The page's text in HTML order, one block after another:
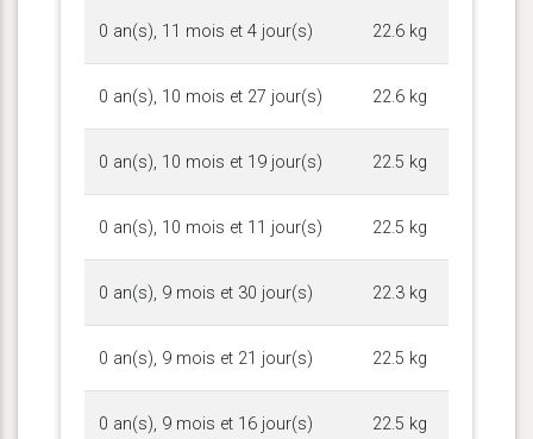
0 an(s), 11 mois et 4 jour(s) 22.6 kg
0 an(s), 10 mois et 27 jour(s) 22.6 kg
0 an(s), 10 mois et 19 jour(s) 22.5 kg
0 an(s), 10 mois et 11 jour(s) 22.5 kg
0 an(s), 9 mois et 30 jour(s) 22.3 kg
0 an(s), 9 mois et 21 jour(s) 22.5 kg
0 an(s), 9 mois et 16 jour(s) 22.5 kg